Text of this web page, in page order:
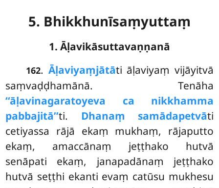
5. Bhikkhunīsaṃyuttaṃ
1. Āḷavikāsuttavaṇṇanā
162. Āḷaviyaṃjātāti āḷaviyaṃ vijāyitvā
saṃvaḍḍhamānā. Tenāha
‘‘āḷavinagaratoyeva ca nikkhamma
pabbajitā’’ti. Dhanaṃ samādapetvāti
cetiyassa rājā ekaṃ mukhaṃ, rājaputto
ekaṃ, amaccānaṃ jeṭṭhako hutvā
senāpati ekaṃ, janapadānaṃ jeṭṭhako
hutvā seṭṭhi ekanti evaṃ catūsu mukhesu